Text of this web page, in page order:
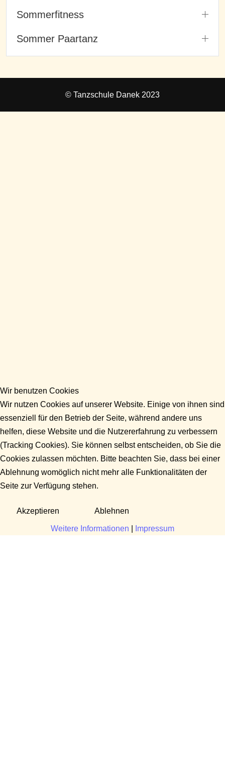
Sommerfitness
Sommer Paartanz
© Tanzschule Danek 2023
Wir benutzen Cookies
Wir nutzen Cookies auf unserer Website. Einige von ihnen sind
essenziell für den Betrieb der Seite, während andere uns
helfen, diese Website und die Nutzererfahrung zu verbessern
(Tracking Cookies). Sie können selbst entscheiden, ob Sie die
Cookies zulassen möchten. Bitte beachten Sie, dass bei einer
Ablehnung womöglich nicht mehr alle Funktionalitäten der
Seite zur Verfügung stehen.
Akzeptieren Ablehnen
Weitere Informationen Impressum